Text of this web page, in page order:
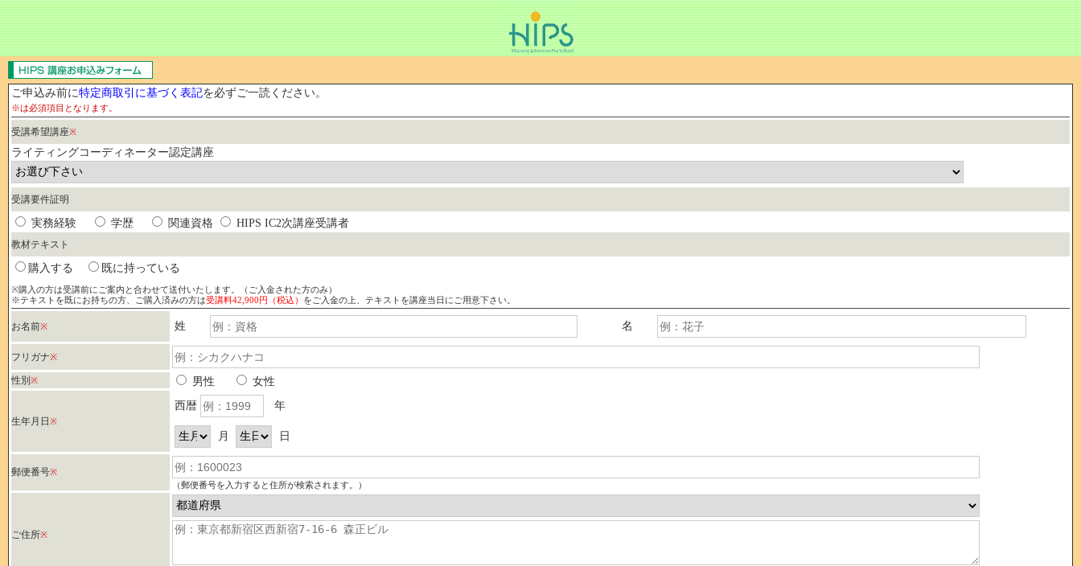
ご申込み前に特定商取引に基づく表記を必ずご一読ください。
※は必須項目となります。
受講希望講座※
ライティングコーディネーター認定講座
受講要件証明
実務経験 学歴 関連資格 HIPS IC2次講座受講者
教材テキスト
購入する 既に持っている
※購入の方は受講前にご案内と合わせて送付いたします。（ご入金された方のみ）
※テキストを既にお持ちの方、ご購入済みの方は受講料42,900円（税込） をご入金の上、テキストを講座当日にご用意下さい。
お名前※ 姓 名
フリガナ※
性別 ※ 男性 女性
生年月日 ※
西暦 年
月 日
郵便番号※
（郵便番号を入力すると住所が検索されます。）
ご住所※